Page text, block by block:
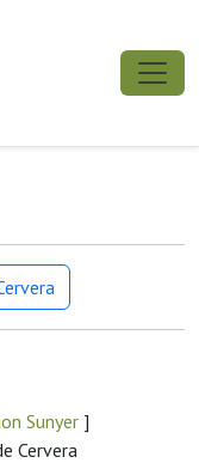
Sunyer ]
Cervera